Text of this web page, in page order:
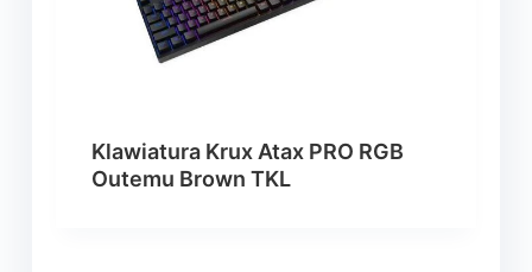
Klawiatura Krux Atax PRO RGB
Outemu Brown TKL